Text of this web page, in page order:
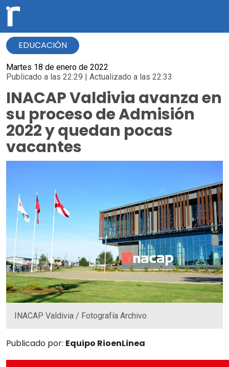
EDUCACIÓN
Martes 18 de enero de 2022
Publicado a las 22:29 | Actualizado a las 22:33
INACAP Valdivia avanza en
su proceso de Admisión
2022 y quedan pocas
vacantes
INACAP Valdivia / Fotografía Archivo
Publicado por: Equipo RioenLinea